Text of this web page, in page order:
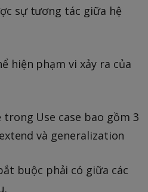
sự tương tác giữa hệ
hiện phạm vi xảy ra của
trong Use case bao gồm 3
và generalization
buộc phải có giữa các